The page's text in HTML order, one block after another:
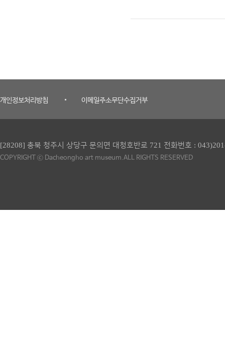
개인정보처리방침 이메일주소무단수집거부
[28208] 충북 청주시 상당구 문의면 대청호반로 721 전화번호 :
COPYRIGHT ⓒ Dacheongho art museum.ALL RIGHTS RESERVED